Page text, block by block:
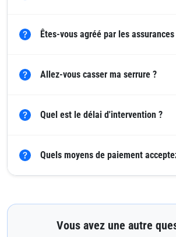
Êtes-vous agréé par les assurances
Allez-vous casser ma serrure ?
Quel est le délai d'intervention ?
Quels moyens de paiement
Vous avez une autre